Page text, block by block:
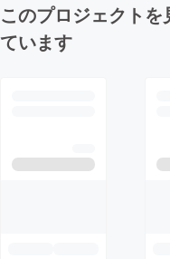
このプロジェクト
ています